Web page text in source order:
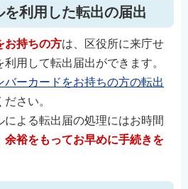
利用した転出の届出
お持ちの方は、区役所に来庁せ
用して転出届出ができます。
バーカードをお持ちの方の転出
ださい。
による転出届の処理にはお時間
余裕をもってお早めに手続きを